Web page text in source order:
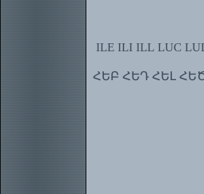
ILE ILI ILL LUC
ՀԵԲ ՀԵԴ ՀԵԼ